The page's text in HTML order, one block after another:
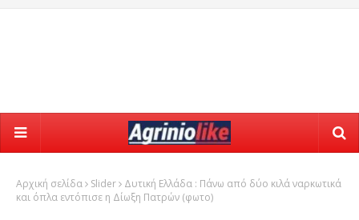
Αρχική σελίδα Slider
Δυτική Ελλάδα : Πάνω από δύο κιλά ναρκωτικά
και όπλα εντόπισε η Δίωξη Πατρών (φωτο)